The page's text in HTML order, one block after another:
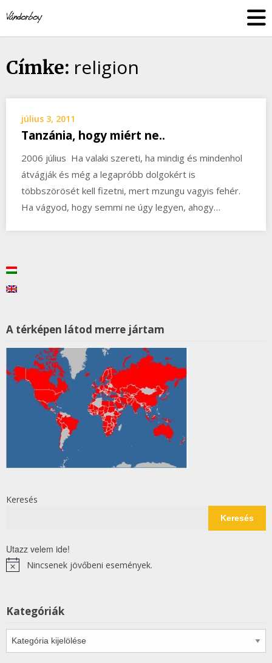
to
content
Címke: religion
július 3, 2011
Tanzánia, hogy miért ne..
2006 július Ha valaki szereti, ha mindig és mindenhol
átvágják és még a legapróbb dolgokért is
többszörösét kell fizetni, mert mzungu vagyis fehér.
Ha vágyod, hogy semmi ne úgy legyen, ahogy…
A térképen látod merre jártam
Keresés
Keresés
Utazz velem ide!
NoticeNincsenek jövőbeni események.
Kategóriák
Kategóriák